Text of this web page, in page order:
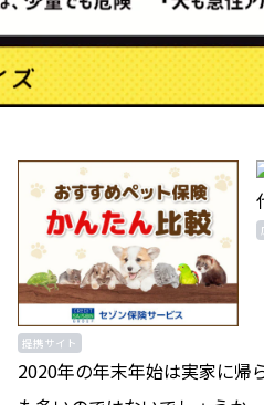
提携サイト
2020年の年末年始は実家に帰